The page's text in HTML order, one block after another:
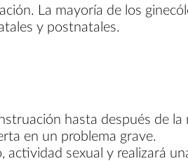
La mayoría de los
y postnatales.
hasta después de
en un problema grave.
sexual y realizará